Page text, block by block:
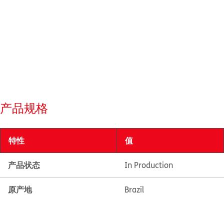
产品规格
特性 值
产品状态 In Production
原产地 Brazil